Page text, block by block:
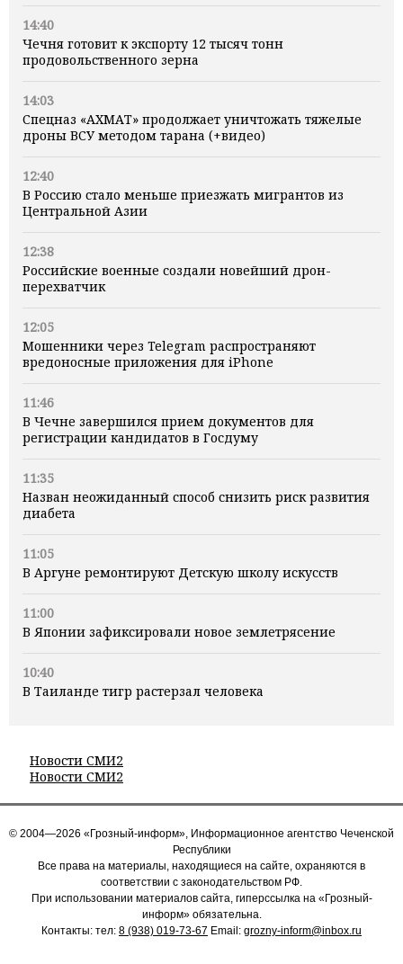
14:40
Чечня готовит к экспорту 12 тысяч тонн
продовольственного зерна
14:03
Спецназ «АХМАТ» продолжает уничтожать тяжелые
дроны ВСУ методом тарана (+видео)
12:40
В Россию стало меньше приезжать мигрантов из
Центральной Азии
12:38
Российские военные создали новейший дрон-
перехватчик
12:05
Мошенники через Telegram распространяют
вредоносные приложения для iPhone
11:46
В Чечне завершился прием документов для
регистрации кандидатов в Госдуму
11:35
Назван неожиданный способ снизить риск развития
диабета
11:05
В Аргуне ремонтируют Детскую школу искусств
11:00
В Японии зафиксировали новое землетрясение
10:40
В Таиланде тигр растерзал человека
Новости СМИ2
Новости СМИ2
© 2004—2026 «Грозный-информ», Информационное агентство Чеченской
Республики
Все права на материалы, находящиеся на сайте, охраняются в
соответствии с законодательством РФ.
При использовании материалов сайта, гиперссылка на «Грозный-
информ» обязательна.
Контакты: тел: 8 (938) 019-73-67 Email: grozny-inform@inbox.ru